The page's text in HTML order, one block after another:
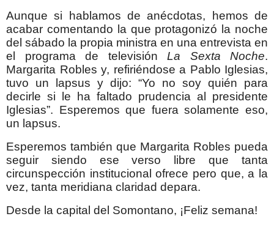
Aunque si hablamos de anécdotas, hemos de
acabar comentando la que protagonizó la noche
del sábado la propia ministra en una entrevista en
el programa de televisión La Sexta Noche.
Margarita Robles y, refiriéndose a Pablo Iglesias,
tuvo un lapsus y dijo: “Yo no soy quién para
decirle si le ha faltado prudencia al presidente
Iglesias”. Esperemos que fuera solamente eso,
un lapsus.
Esperemos también que Margarita Robles pueda
seguir siendo ese verso libre que tanta
circunspección institucional ofrece pero que, a la
vez, tanta meridiana claridad depara.
Desde la capital del Somontano, ¡Feliz semana!